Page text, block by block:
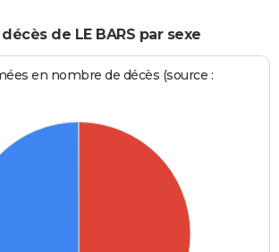
de LE BARS par sexe
en nombre de décès (source :